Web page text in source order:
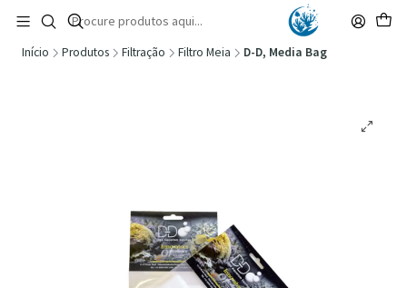
🚚 Portugal Continental: Portes Grátis desde 149,90€ (Envio extresso: 14,90€)
Ler mais
Início Produtos Filtração Filtro Meia D-D, Media Bag